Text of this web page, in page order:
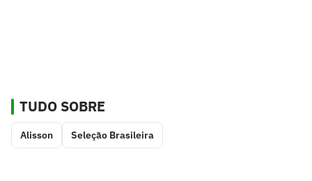
TUDO SOBRE
Alisson Seleção Brasileira